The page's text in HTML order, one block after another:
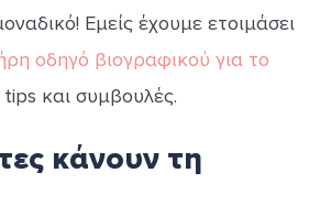
Εμείς έχουμε ετοιμάσει
οδηγό βιογραφικού για το
και συμβουλές.
κάνουν τη